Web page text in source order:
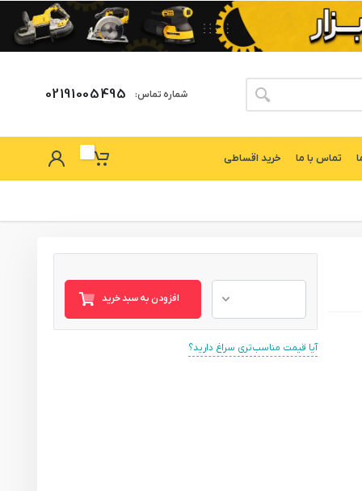
شماره تماس: 02191005495
تماس با ما خرید اقساطی
افزودن به سبد خرید
آیا قیمت مناسب‌تری سراغ دارید؟